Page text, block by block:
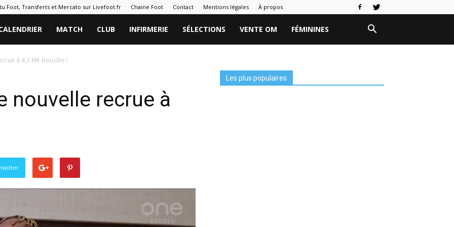
Foot, Transferts et Mercato sur Livefoot.fr Chaine Foot Contact Mentions légales À propos
MATCH CLUB INFIRMERIE SÉLECTIONS VENTE OM FÉMININES
à 4,3 M€ bouclée !
nouvelle recrue à
twitter
Les plus populaires